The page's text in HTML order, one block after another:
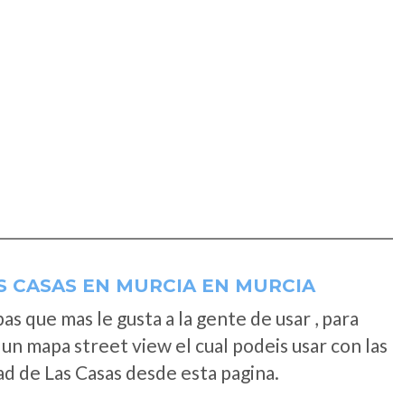
CASAS EN MURCIA EN MURCIA
que mas le gusta a la gente de usar , para
mapa street view el cual podeis usar con las
Las Casas desde esta pagina.